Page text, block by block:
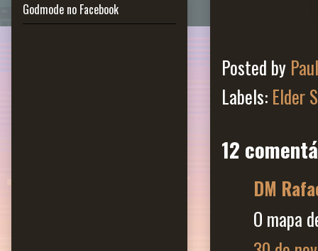
Posted by
Labels: Elder
12
DM
O mapa
Godmode no Facebook